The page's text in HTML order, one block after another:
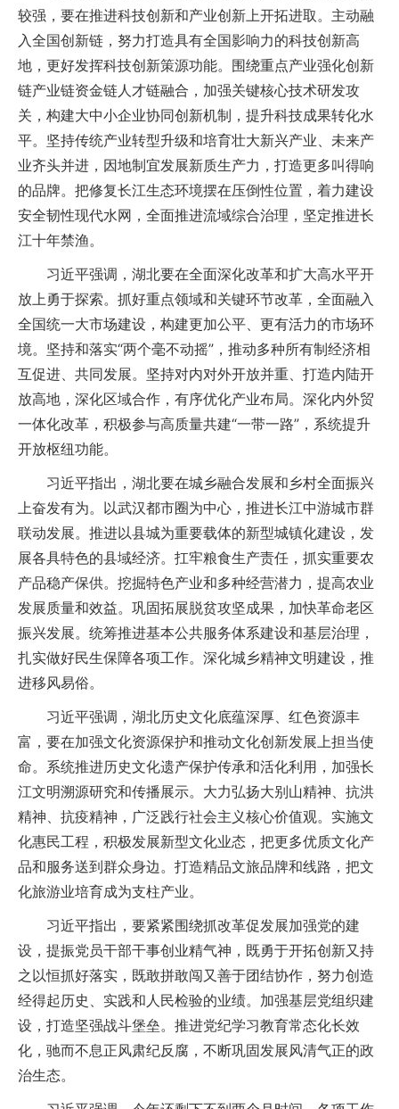
较强，要在推进科技创新和产业创新上开拓进取。主动融
入全国创新链，努力打造具有全国影响力的科技创新高
地，更好发挥科技创新策源功能。围绕重点产业强化创新
链产业链资金链人才链融合，加强关键核心技术研发攻
关，构建大中小企业协同创新机制，提升科技成果转化水
平。坚持传统产业转型升级和培育壮大新兴产业、未来产
业齐头并进，因地制宜发展新质生产力，打造更多叫得响
的品牌。把修复长江生态环境摆在压倒性位置，着力建设
安全韧性现代水网，全面推进流域综合治理，坚定推进长
江十年禁渔。
习近平强调，湖北要在全面深化改革和扩大高水平开
放上勇于探索。抓好重点领域和关键环节改革，全面融入
全国统一大市场建设，构建更加公平、更有活力的市场环
境。坚持和落实“两个毫不动摇”，推动多种所有制经济相
互促进、共同发展。坚持对内对外开放并重、打造内陆开
放高地，深化区域合作，有序优化产业布局。深化内外贸
一体化改革，积极参与高质量共建“一带一路”，系统提升
开放枢纽功能。
习近平指出，湖北要在城乡融合发展和乡村全面振兴
上奋发有为。以武汉都市圈为中心，推进长江中游城市群
联动发展。推进以县城为重要载体的新型城镇化建设，发
展各具特色的县域经济。扛牢粮食生产责任，抓实重要农
产品稳产保供。挖掘特色产业和多种经营潜力，提高农业
发展质量和效益。巩固拓展脱贫攻坚成果，加快革命老区
振兴发展。统筹推进基本公共服务体系建设和基层治理，
扎实做好民生保障各项工作。深化城乡精神文明建设，推
进移风易俗。
习近平强调，湖北历史文化底蕴深厚、红色资源丰
富，要在加强文化资源保护和推动文化创新发展上担当使
命。系统推进历史文化遗产保护传承和活化利用，加强长
江文明溯源研究和传播展示。大力弘扬大别山精神、抗洪
精神、抗疫精神，广泛践行社会主义核心价值观。实施文
化惠民工程，积极发展新型文化业态，把更多优质文化产
品和服务送到群众身边。打造精品文旅品牌和线路，把文
化旅游业培育成为支柱产业。
习近平指出，要紧紧围绕抓改革促发展加强党的建
设，提振党员干部干事创业精气神，既勇于开拓创新又持
之以恒抓好落实，既敢拼敢闯又善于团结协作，努力创造
经得起历史、实践和人民检验的业绩。加强基层党组织建
设，打造坚强战斗堡垒。推进党纪学习教育常态化长效
化，驰而不息正风肃纪反腐，不断巩固发展风清气正的政
治生态。